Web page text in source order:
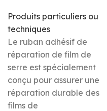
Produits particuliers ou
techniques
Le ruban adhésif de
réparation de film de
serre est spécialement
conçu pour assurer une
réparation durable des
films de